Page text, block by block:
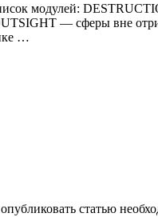
модулей:
— сферы вне
…
статью